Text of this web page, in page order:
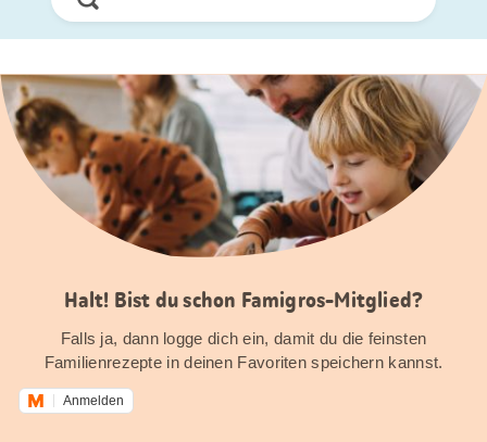
Jetzt
Suchen
Halt! Bist du schon Famigros-Mitglied?
Falls ja, dann logge dich ein, damit du die feinsten
Familienrezepte in deinen Favoriten speichern kannst.
Anmelden